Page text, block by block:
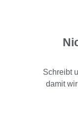
Schreibt
damit